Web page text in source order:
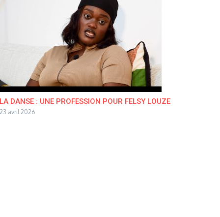
LA DANSE : UNE PROFESSION POUR FELSY LOUZE
23 avril 2026